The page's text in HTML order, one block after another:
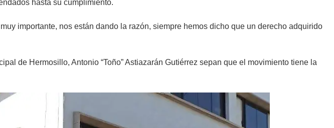
hasta su cumplimiento.
importante, nos están dando la razón, siempre hemos dicho que un derecho adquirido
de Hermosillo, Antonio “Toño” Astiazarán Gutiérrez sepan que el movimiento tiene la